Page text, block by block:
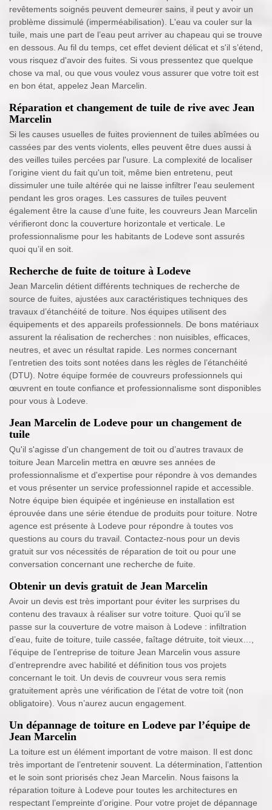
revêtements soignés peuvent demeurer sains, il peut y avoir un
problème dissimulé (imperméabilisation). L'eau va couler sur la
tuile, mais une part de l’eau peut arriver au chapeau qui se trouve
en dessous. Au fil du temps, cet effet devient délicat et s'il s’étend,
vous risquez d'avoir des fuites. Si vous pressentez que quelque
chose va mal, ou que vous voulez vous assurer que votre toit est
en bon état, appelez Jean Marcelin.
Réparation et changement de tuile de rive avec Jean
Marcelin
Si les causes usuelles de fuites proviennent de tuiles abîmées ou
cassées par des vents violents, elles peuvent être dues aussi à
des veilles tuiles percées par l'usure. La complexité de localiser
l’origine vient du fait qu'un toit, même bien entretenu, peut
dissimuler une tuile altérée qui ne laisse infiltrer l'eau seulement
pendant les gros orages. Les cassures de tuiles peuvent
également être la cause d’une fuite, les couvreurs Jean Marcelin
vérifieront donc la couverture horizontale et verticale. Le
professionnalisme pour les habitants de Lodeve sont assurés
quoi qu’il en soit.
Recherche de fuite de toiture à Lodeve
Jean Marcelin détient différents techniques de recherche de
source de fuites, ajustées aux caractéristiques techniques des
travaux d’étanchéité de toiture. Nos équipes utilisent des
équipements et des appareils professionnels. De bons matériaux
assurent la réalisation de recherches : non nuisibles, efficaces,
neutres, et avec un résultat rapide. Les normes concernant
l’entretien des toits sont notées dans les règles de l’étanchéité
(DTU). Notre équipe formée de couvreurs professionnels qui
œuvrent en toute confiance et professionnalisme sont disponibles
pour vous à Lodeve.
Jean Marcelin de Lodeve pour un changement de
tuile
Qu'il s'agisse d'un changement de toit ou d’autres travaux de
toiture Jean Marcelin mettra en œuvre ses années de
professionnalisme et d'expertise pour répondre à vos demandes
et vous présenter un service professionnel rapide et accessible.
Notre équipe bien équipée et ingénieuse en installation est
éprouvée dans une série étendue de produits pour toiture. Notre
agence est présente à Lodeve pour répondre à toutes vos
questions au cours du travail. Contactez-nous pour un devis
gratuit sur vos nécessités de réparation de toit ou pour une
conversation concernant une recherche de fuite.
Obtenir un devis gratuit de Jean Marcelin
Avoir un devis est très important pour éviter les surprises du
contenu des travaux à réaliser sur votre toiture. Quoi qu’il se
passe sur la couverture de votre maison à Lodeve : infiltration
d’eau, fuite de toiture, tuile cassée, faîtage détruite, toit vieux…,
l’équipe de l’entreprise de toiture Jean Marcelin vous assure
d’entreprendre avec habilité et définition tous vos projets
concernant le toit. Un devis de couvreur vous sera remis
gratuitement après une vérification de l’état de votre toit (non
obligatoire). Vous n’aurez aucun engagement.
Un dépannage de toiture en Lodeve par l’équipe de
Jean Marcelin
La toiture est un élément important de votre maison. Il est donc
très important de l’entretenir souvent. La détermination, l’attention
et le soin sont priorisés chez Jean Marcelin. Nous faisons la
réparation toiture à Lodeve pour toutes les architectures en
respectant l’empreinte d’origine. Pour votre projet de dépannage